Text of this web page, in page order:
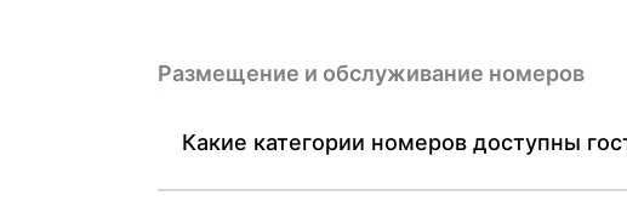
Размещение и обслуживание номеров
Какие категории номеров доступны